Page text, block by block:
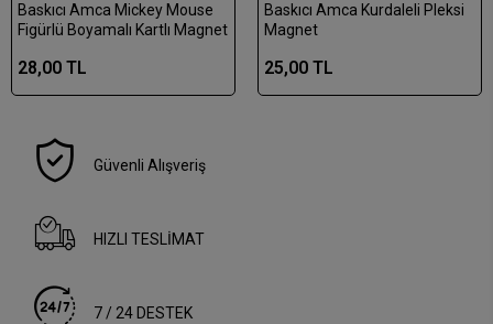
Baskıcı Amca Mickey Mouse
Figürlü Boyamalı Kartlı Magnet
28,00 TL
Baskıcı Amca Kurdaleli Pleksi
Magnet
25,00 TL
Güvenli Alışveriş
HIZLI TESLİMAT
7 / 24 DESTEK